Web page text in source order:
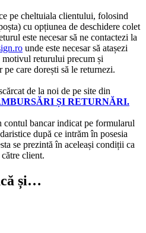
pe cheltuiala clientului, folosind
cu opțiunea de deschidere colet
este necesar să ne contactezi la
unde este necesar să atașezi
returului precum și
care dorești să le returnezi.
de la noi de pe site din
ȘI RETURNĂRI.
bancar indicat pe formularul
după ce intrăm în posesia
se prezintă în aceleași condiții ca
client.
și…